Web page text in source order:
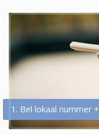
1. Bel lokaal nummer +